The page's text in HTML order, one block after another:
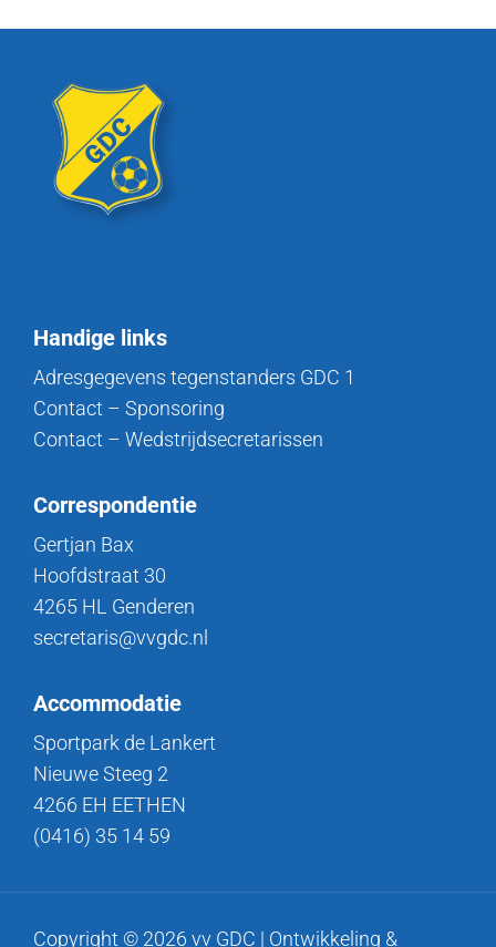
Handige links
Adresgegevens tegenstanders GDC 1
Contact – Sponsoring
Contact – Wedstrijdsecretarissen
Correspondentie
Gertjan Bax
Hoofdstraat 30
4265 HL Genderen
secretaris@vvgdc.nl
Accommodatie
Sportpark de Lankert
Nieuwe Steeg 2
4266 EH EETHEN
(0416) 35 14 59
Copyright © 2026 vv GDC | Ontwikkeling &